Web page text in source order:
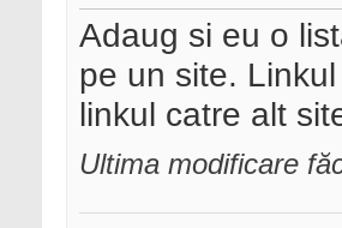
Adaug si eu o
pe un site.
linkul catre alt
Ultima modificare